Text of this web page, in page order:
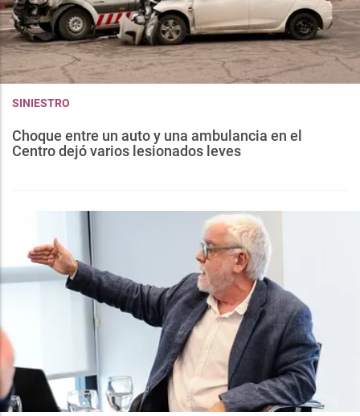
SINIESTRO
Choque entre un auto y una ambulancia en el
Centro dejó varios lesionados leves